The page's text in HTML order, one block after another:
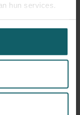
hun services.